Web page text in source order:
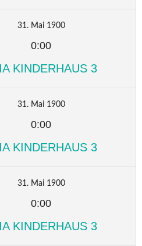
31. Mai 1900
0:00
KINDERHAUS 3
31. Mai 1900
0:00
KINDERHAUS 3
31. Mai 1900
0:00
KINDERHAUS 3